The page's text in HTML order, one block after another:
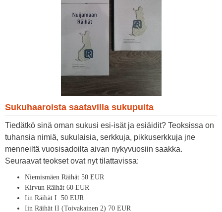
Sukuhaaroista saatavilla sukupuita
Tiedätkö sinä oman sukusi esi-isät ja esiäidit? Teoksissa on
tuhansia nimiä, sukulaisia, serkkuja, pikkuserkkuja jne
menneiltä vuosisadoilta aivan nykyvuosiin saakka.
Seuraavat teokset ovat nyt tilattavissa:
Niemismäen Räihät 50 EUR
Kirvun Räihät 60 EUR
Iin Räihät I 50 EUR
Iin Räihät II (Toivakainen 2) 70 EUR